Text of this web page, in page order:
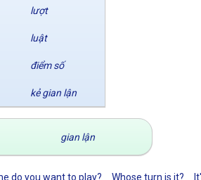
lượt
luật
điểm số
kẻ gian lận
gian lận
do you want to play?
Whose turn is it?